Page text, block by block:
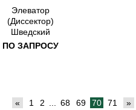
Элеватор
(Диссектор)
Шведский
ПО ЗАПРОСУ
« 1 2 68 69 70 71 »